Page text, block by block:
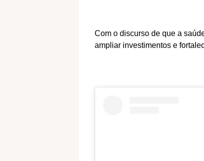
Com o discurso de que a
ampliar investimentos e